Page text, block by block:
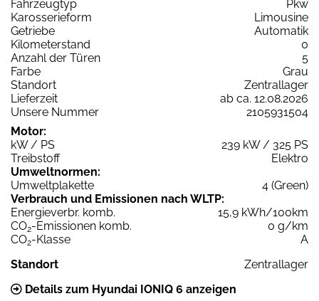
Fahrzeugtyp
Pkw
Karosserieform
Limousine
Getriebe
Automatik
Kilometerstand
0
Anzahl der Türen
5
Farbe
Grau
Standort
Zentrallager
Lieferzeit
ab ca. 12.08.2026
Unsere Nummer
2105931504
Motor:
kW / PS
239 kW / 325 PS
Treibstoff
Elektro
Umweltnormen:
Umweltplakette
4 (Green)
Verbrauch und Emissionen nach WLTP:
Energieverbr. komb.
15,9 kWh/100km
CO2-Emissionen komb.
0 g/km
CO2-Klasse
A
Standort
Zentrallager
Details zum Hyundai IONIQ 6 anzeigen